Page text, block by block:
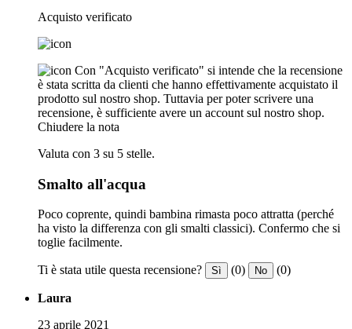
Acquisto verificato
Con "Acquisto verificato" si intende che la recensione
è stata scritta da clienti che hanno effettivamente acquistato il
prodotto sul nostro shop. Tuttavia per poter scrivere una
recensione, è sufficiente avere un account sul nostro shop.
Chiudere la nota
Valuta con 3 su 5 stelle.
Smalto all'acqua
Poco coprente, quindi bambina rimasta poco attratta (perché
ha visto la differenza con gli smalti classici). Confermo che si
toglie facilmente.
Ti è stata utile questa recensione? Sì (0) No (0)
Laura
23 aprile 2021